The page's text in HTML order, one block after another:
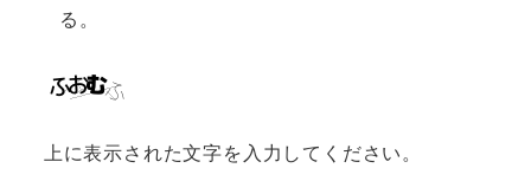
る。
上に表示された文字を入力してください。